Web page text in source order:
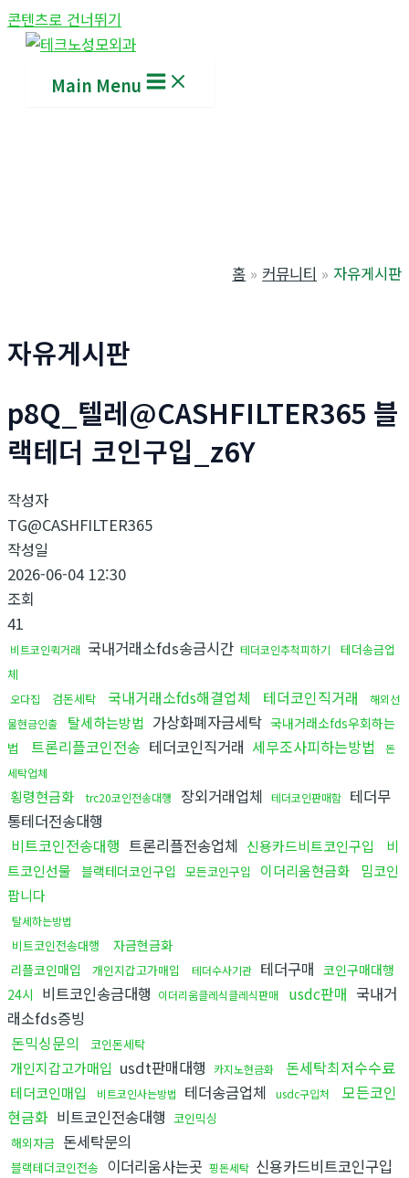
콘텐츠로 건너뛰기
Main Menu
홈 커뮤니티 자유게시판
자유게시판
p8Q_텔레@CASHFILTER365 블
랙테더 코인구입_z6Y
작성자
TG@CASHFILTER365
작성일
2026-06-04 12:30
조회
41
비트코인퀵거래 국내거래소fds송금시간 테더코인추척피하기
테더송금업
체
오다집 검돈세탁 국내거래소fds해결업체 테더코인직거래
해외선
물현금인출
탈세하는방법 가상화폐자금세탁 국내거래소fds우회하는
법
트론리플코인전송 테더코인직거래 세무조사피하는방법
돈
세탁업체
횡령현금화 trc20코인전송대행 장외거래업체 테더코인판매함 테더무
통테더전송대행
비트코인전송대행 트론리플전송업체 신용카드비트코인구입
비
트코인선물 블랙테더코인구입 모든코인구입 이더리움현금화
밈코인
팝니다
탈세하는방법
비트코인전송대행
자금현금화
리플코인매입
개인지갑고가매입 테더수사기관 테더구매 코인구매대행
24시 비트코인송금대행 이더리움클레식클레식판매 usdc판매 국내거
래소fds증빙
돈믹싱문의
코인돈세탁
개인지갑고가매입 usdt판매대행 카지노현금화 돈세탁최저수수료
테더코인매입 비트코인사는방법 테더송금업체 usdc구입처
모든코인
현금화 비트코인전송대행 코인믹싱
해외자금 돈세탁문의
블랙테더코인전송 이더리움사는곳 핑돈세탁 신용카드비트코인구입